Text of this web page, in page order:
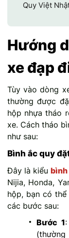
Quy Việt
Hướng
xe đạp
Tùy vào dòng
thường được
hộp nhựa tháo
xe. Cách tháo
như sau:
Bình ắc quy
Đây là kiểubình
Nijia, Honda,
hộp, bạn có
các bước sau:
Bước 1